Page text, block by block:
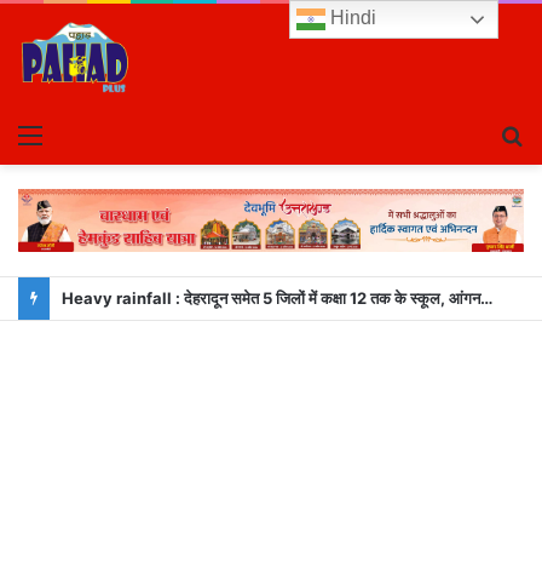
Heavy rainfall : देहरादून समेत 5 जिलों में कक्षा 12 तक के स्कूल, आंगनबाड़ी केंद्र बंद; अलर्ट जारी
Hindi